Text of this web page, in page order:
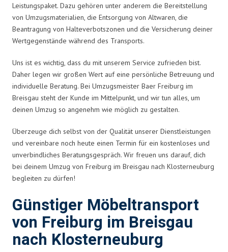
Leistungspaket. Dazu gehören unter anderem die Bereitstellung
von Umzugsmaterialien, die Entsorgung von Altwaren, die
Beantragung von Halteverbotszonen und die Versicherung deiner
Wertgegenstände während des Transports.
Uns ist es wichtig, dass du mit unserem Service zufrieden bist.
Daher legen wir großen Wert auf eine persönliche Betreuung und
individuelle Beratung. Bei Umzugsmeister Baer Freiburg im
Breisgau steht der Kunde im Mittelpunkt, und wir tun alles, um
deinen Umzug so angenehm wie möglich zu gestalten.
Überzeuge dich selbst von der Qualität unserer Dienstleistungen
und vereinbare noch heute einen Termin für ein kostenloses und
unverbindliches Beratungsgespräch. Wir freuen uns darauf, dich
bei deinem Umzug von Freiburg im Breisgau nach Klosterneuburg
begleiten zu dürfen!
Günstiger Möbeltransport
von Freiburg im Breisgau
nach Klosterneuburg